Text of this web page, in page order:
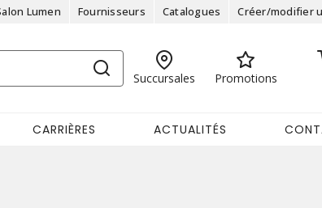
Lumen Fournisseurs Catalogues Créer/modifier
Succursales Promotions
CARRIÈRES ACTUALITÉS